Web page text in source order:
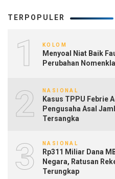
TERPOPULER
1 KOLOM
Menyoal Niat Baik
Perubahan
2 NASIONAL
Kasus TPPU Febrie
Pengusaha Asal
Tersangka
3 NASIONAL
Rp311 Miliar Dana
Negara, Ratusan
Terungkap